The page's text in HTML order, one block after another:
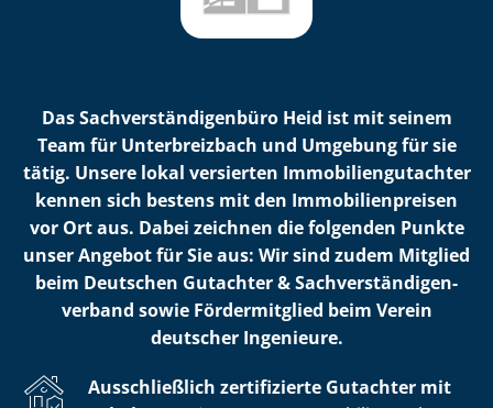
Das Sach­ver­stän­di­gen­bü­ro Heid ist mit seinem
Team für Unterbreizbach und Umgebung für sie
tätig. Unsere lokal versierten Im­mo­bi­li­en­gut­ach­ter
kennen sich bestens mit den Im­mo­bi­li­en­prei­sen
vor Ort aus. Dabei zeichnen die folgenden Punkte
unser Angebot für Sie aus: Wir sind zudem Mitglied
beim Deutschen Gutachter & Sach­ver­stän­di­gen­
ver­band sowie Fördermitglied beim Verein
deutscher Ingenieure.
Ausschließlich zertifizierte Gutachter mit